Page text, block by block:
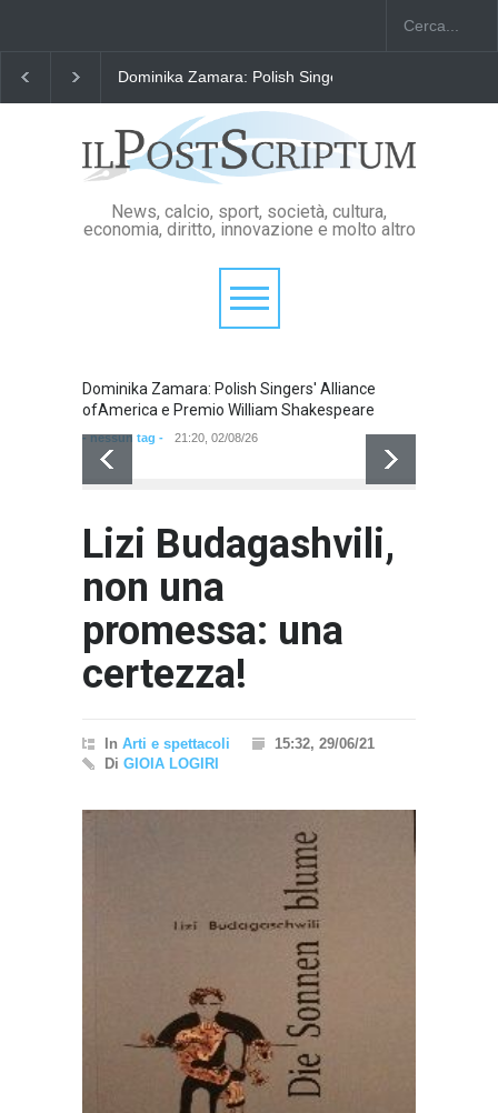
e Premio William Shakespeare "Il Passaporto di Fausto
News, calcio, sport, società, cultura,
economia, diritto, innovazione e molto altro
Dominika Zamara: Polish Singers' Alliance
ofAmerica e Premio William Shakespeare
- nessun tag - 21:20, 02/08/26
Lizi Budagashvili,
non una
promessa: una
certezza!
In Arti e spettacoli
15:32, 29/06/21
Di GIOIA LOGIRI